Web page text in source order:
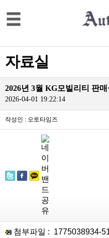
자료실
2026년 3월 KG모빌리티 판매
2026-04-01 19:22:14
작성인 : 오토타임즈
첨부파일 : 1775038934-